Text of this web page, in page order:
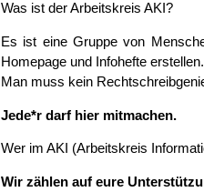
Was ist der Arbeitskreis AKI?
Es ist eine Gruppe von
Homepage und Infohefte erstellen.
Man muss kein
Jede*r darf hier mitmachen.
Wer im AKI (Arbeitskreis
Wir zählen auf eure